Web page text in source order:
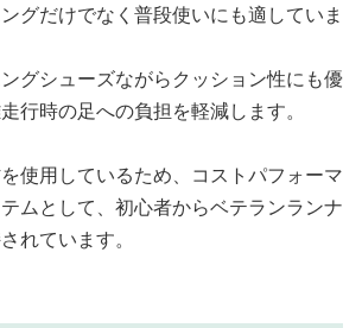
グだけでなく普段使いにも適していま
グシューズながらクッション性にも優
行時の足への負担を軽減します。
使用しているため、コストパフォーマ
ムとして、初心者からベテランランナ
れています。